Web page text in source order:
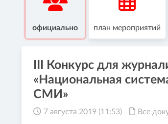
официально план мероприятий
III Конкурс для
«Национальная
СМИ»
7 августа 2019 (11:53) Все